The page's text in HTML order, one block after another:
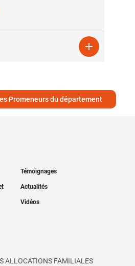

Promeneurs du département
Témoignages
Actualités
Vidéos
ALLOCATIONS FAMILIALES